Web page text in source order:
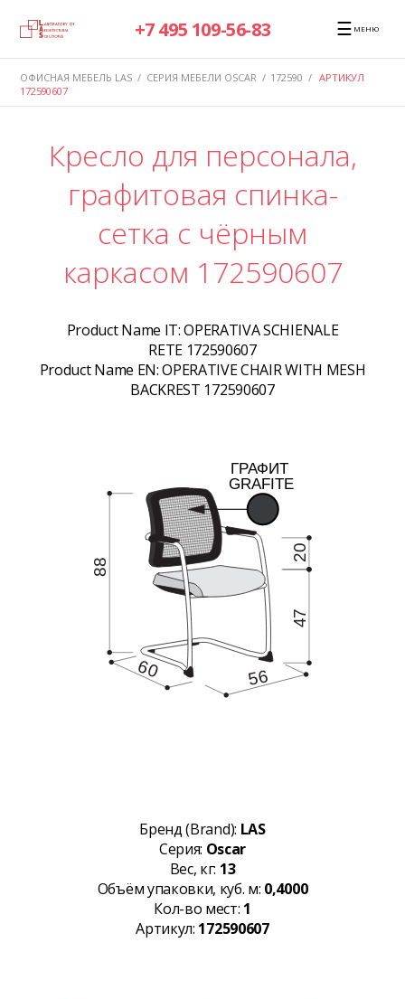
+7 495 109-56-83 ☰ МЕНЮ
ОФИСНАЯ МЕБЕЛЬ LAS / СЕРИЯ МЕБЕЛИ OSCAR / 172590 / АРТИКУЛ
172590607
Кресло для персонала,
графитовая спинка-
сетка с чёрным
каркасом 172590607
Product Name IT:OPERATIVA SCHIENALE
RETE 172590607
Product Name EN:OPERATIVE CHAIR WITH MESH
BACKREST 172590607
Бренд (Brand): LAS
Серия: Oscar
Вес, кг: 13
Объём упаковки, куб. м: 0,4000
Кол-во мест: 1
Артикул: 172590607